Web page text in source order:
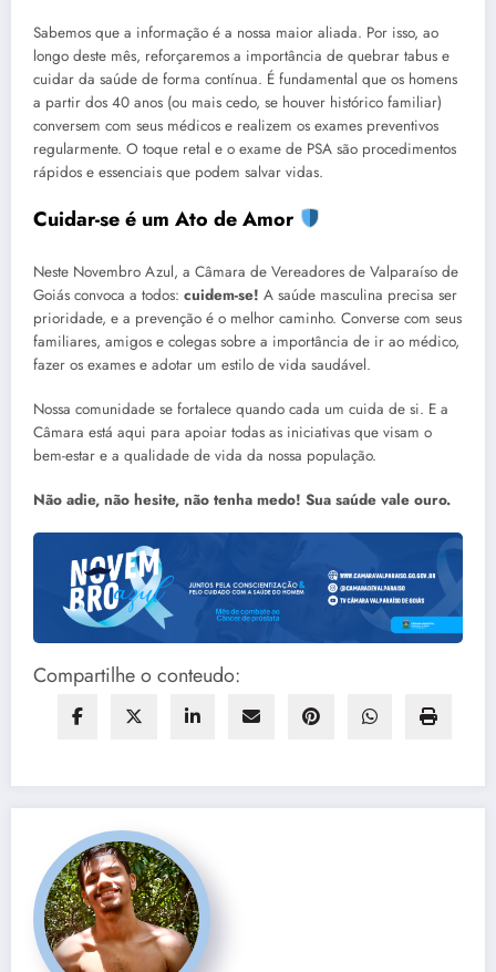
Sabemos que a informação é a nossa maior aliada. Por isso, ao
longo deste mês, reforçaremos a importância de quebrar tabus e
cuidar da saúde de forma contínua. É fundamental que os homens
a partir dos 40 anos (ou mais cedo, se houver histórico familiar)
conversem com seus médicos e realizem os exames preventivos
regularmente. O toque retal e o exame de PSA são procedimentos
rápidos e essenciais que podem salvar vidas.
Cuidar-se é um Ato de Amor
Neste Novembro Azul, a Câmara de Vereadores de Valparaíso de
Goiás convoca a todos: cuidem-se! A saúde masculina precisa ser
prioridade, e a prevenção é o melhor caminho. Converse com seus
familiares, amigos e colegas sobre a importância de ir ao médico,
fazer os exames e adotar um estilo de vida saudável.
Nossa comunidade se fortalece quando cada um cuida de si. E a
Câmara está aqui para apoiar todas as iniciativas que visam o
bem-estar e a qualidade de vida da nossa população.
Não adie, não hesite, não tenha medo! Sua saúde vale ouro.
Compartilhe o conteudo: